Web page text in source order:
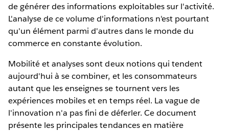
de générer des informations exploitables sur l'activité.
L'analyse de ce volume d'informations n'est pourtant
qu'un élément parmi d'autres dans le monde du
commerce en constante évolution.
Mobilité et analyses sont deux notions qui tendent
aujourd'hui à se combiner, et les consommateurs
autant que les enseignes se tournent vers les
expériences mobiles et en temps réel. La vague de
l'innovation n'a pas fini de déferler. Ce document
présente les principales tendances en matière